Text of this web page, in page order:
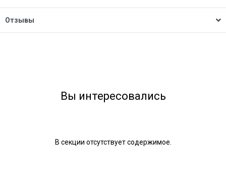
Отзывы
Вы интересовались
В секции отсутствует содержимое.